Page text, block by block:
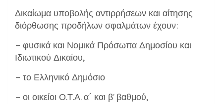
Δικαίωμα υποβολής αντιρρήσεων και αίτησης
διόρθωσης προδήλων σφαλμάτων έχουν:
– φυσικά και Νομικά Πρόσωπα Δημοσίου και
Ιδιωτικού Δικαίου,
– το Ελληνικό Δημόσιο
– οι οικείοι Ο.Τ.Α. α΄ και β’ βαθμού,